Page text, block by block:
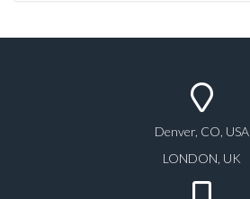
Denver, CO, USA
LONDON, UK